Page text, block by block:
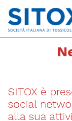
SITOX è
social
alla sua